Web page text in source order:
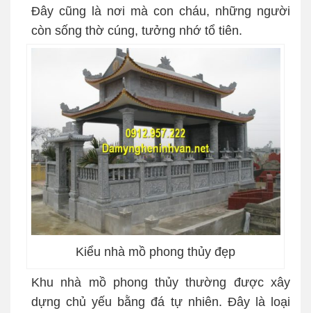
Đây cũng là nơi mà con cháu, những người
còn sống thờ cúng, tưởng nhớ tổ tiên.
Kiểu nhà mồ phong thủy đẹp
Khu nhà mồ phong thủy thường được xây
dựng chủ yếu bằng đá tự nhiên. Đây là loại